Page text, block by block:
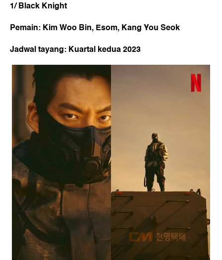
1/ Black Knight
Pemain: Kim Woo Bin, Esom, Kang You Seok
Jadwal tayang: Kuartal kedua 2023